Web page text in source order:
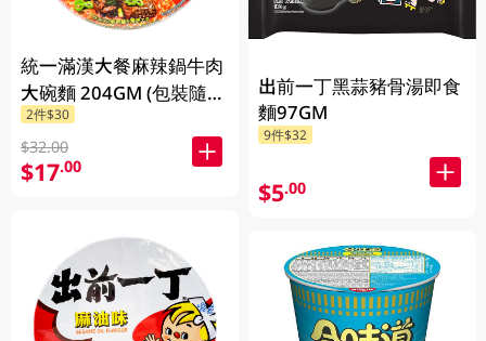
統一滿漢大餐麻辣鍋牛肉
大碗麵 204GM (包裝隨機
發放)
2件$30
$32.00
$17.00
出前一丁黑蒜豬骨湯即食
麵97GM
9件$32
$5.00